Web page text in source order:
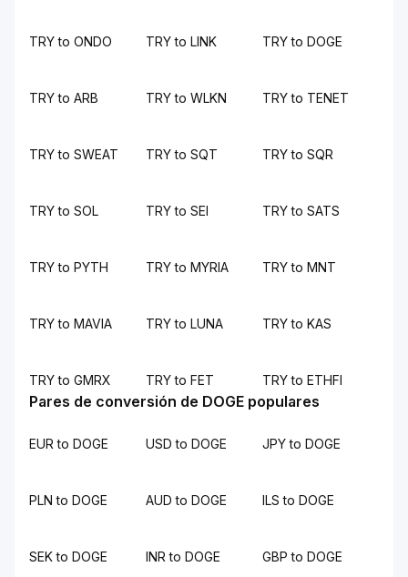
TRY to ONDO TRY to LINK TRY to DOGE
TRY to ARB TRY to WLKN TRY to TENET
TRY to SWEAT TRY to SQT TRY to SQR
TRY to SOL TRY to SEI TRY to SATS
TRY to PYTH TRY to MYRIA TRY to MNT
TRY to MAVIA TRY to LUNA TRY to KAS
TRY to GMRX TRY to FET TRY to ETHFI
Pares de conversión de DOGE populares
EUR to DOGE USD to DOGE JPY to DOGE
PLN to DOGE AUD to DOGE ILS to DOGE
SEK to DOGE INR to DOGE GBP to DOGE